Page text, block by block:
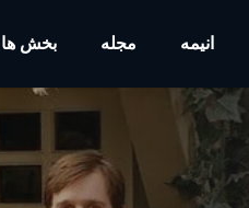
انیمه مجله بخش ها